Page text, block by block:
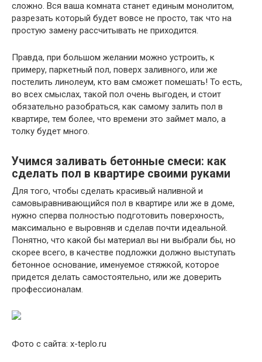
сложно. Вся ваша комната станет единым монолитом,
разрезать который будет вовсе не просто, так что на
простую замену рассчитывать не приходится.
Правда, при большом желании можно устроить, к
примеру, паркетный пол, поверх заливного, или же
постелить линолеум, кто вам сможет помешать! То есть,
во всех смыслах, такой пол очень выгоден, и стоит
обязательно разобраться, как самому залить пол в
квартире, тем более, что времени это займет мало, а
толку будет много.
Учимся заливать бетонные смеси: как
сделать пол в квартире своими руками
Для того, чтобы сделать красивый наливной и
самовыравнивающийся пол в квартире или же в доме,
нужно сперва полностью подготовить поверхность,
максимально е выровняв и сделав почти идеальной.
Понятно, что какой бы материал вы ни выбрали бы, но
скорее всего, в качестве подложки должно выступать
бетонное основание, именуемое стяжкой, которое
придется делать самостоятельно, или же доверить
профессионалам.
Фото с сайта: x-teplo.ru